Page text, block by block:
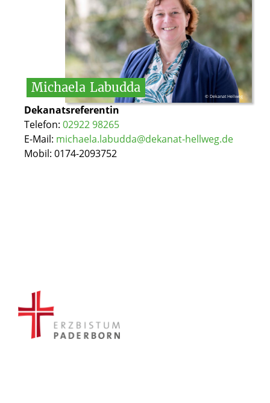
© Dekanat Hellweg
Michaela Labudda
Dekanatsreferentin
Telefon: 02922 98265
E-Mail: michaela.labudda@dekanat-hellweg.de
Mobil: 0174-2093752